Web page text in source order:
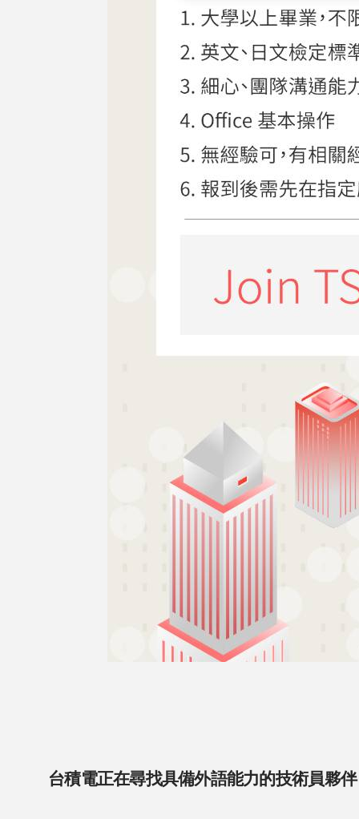
台積電正在尋找具備外語能力的技術員夥伴